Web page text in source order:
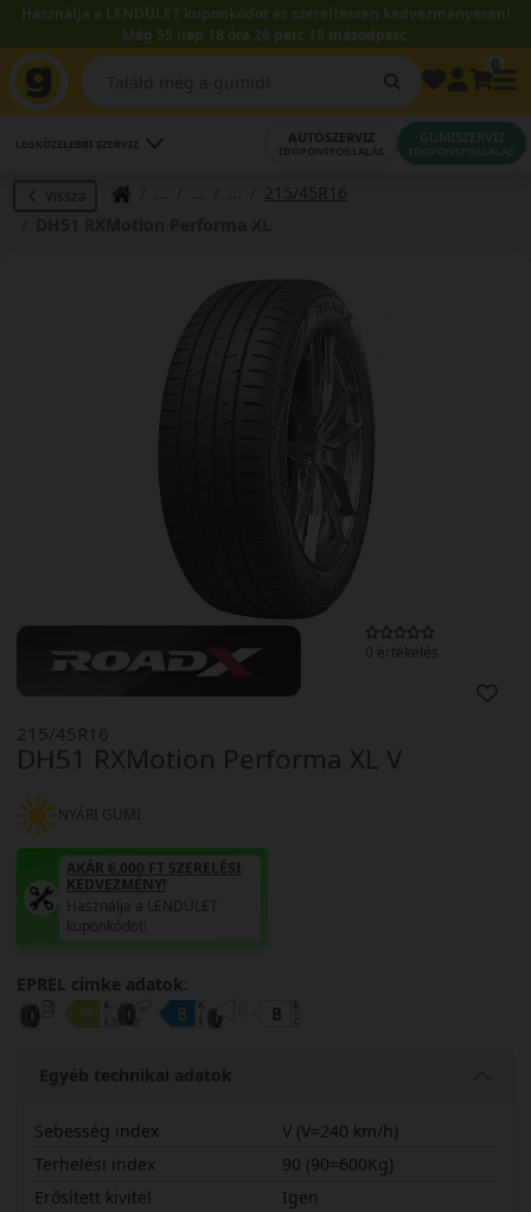
Használja a LENDÜLET kuponkódot és szereltessen kedvezményesen!
Még 55 nap 18 óra 26 perc 17 másodperc.
LEGKÖZELEBBI SZERVIZ AUTÓSZERVIZ
IDŐPONTFOGLALÁS
GUMISZERVIZ
IDŐPONTFOGLALÁS
Vissza
215/45R16
0 értékelés
DH51 RXMotion Performa XL V
215/45R16
NYÁRI GUMI
AKÁR 6.000 FT SZERELÉSI
KEDVEZMÉNY!
Használja a LENDÜLET
kuponkódot!
EPREL cimke adatok:
Egyéb technikai adatok
Sebesség index
V (V=240 km/h)
Terhelési index
90 (90=600Kg)
Erősített kivitel
Igen